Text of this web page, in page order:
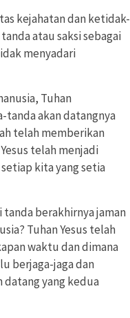
kejahatan dan ketidak-
atau saksi sebagai
menyadari
Tuhan
tanda akan datangnya
telah memberikan
telah menjadi
kita yang setia
tanda berakhirnya jaman
Tuhan Yesus telah
waktu dan dimana
berjaga-jaga dan
datang yang kedua